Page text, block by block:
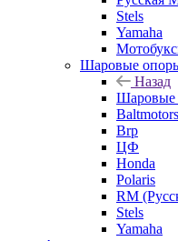
Stels
Yamaha
Шаровые
Назад
Шаровые
Baltmotors
Brp
ЦФ
Honda
Polaris
RM
Stels
Yamaha